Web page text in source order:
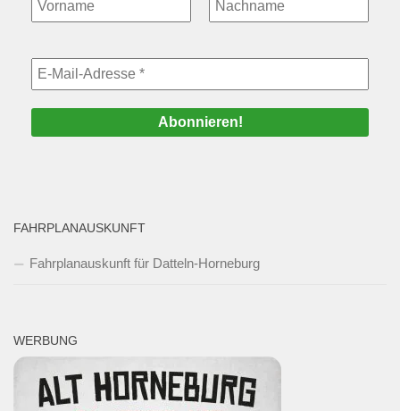
FAHRPLANAUSKUNFT
Fahrplanauskunft für Datteln-Horneburg
WERBUNG